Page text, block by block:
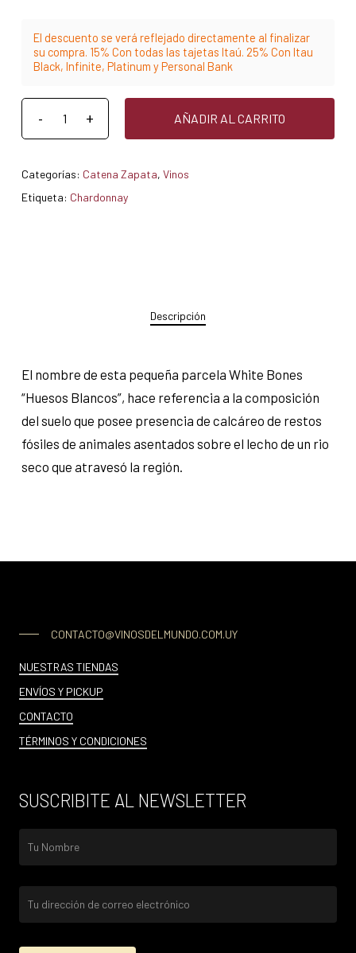
El descuento se verá reflejado directamente al finalizar
su compra. 15% Con todas las tajetas Itaú. 25% Con Itau
Black, Infinite, Platinum y Personal Bank
AÑADIR AL CARRITO
Categorías: Catena Zapata, Vinos
Etiqueta: Chardonnay
Descripción
El nombre de esta pequeña parcela White Bones
“Huesos Blancos”, hace referencia a la composición
del suelo que posee presencia de calcáreo de restos
fósiles de animales asentados sobre el lecho de un rio
seco que atravesó la región.
CONTACTO@VINOSDELMUNDO.COM.UY
NUESTRAS TIENDAS
ENVÍOS Y PICKUP
CONTACTO
TÉRMINOS Y CONDICIONES
SUSCRIBITE AL NEWSLETTER